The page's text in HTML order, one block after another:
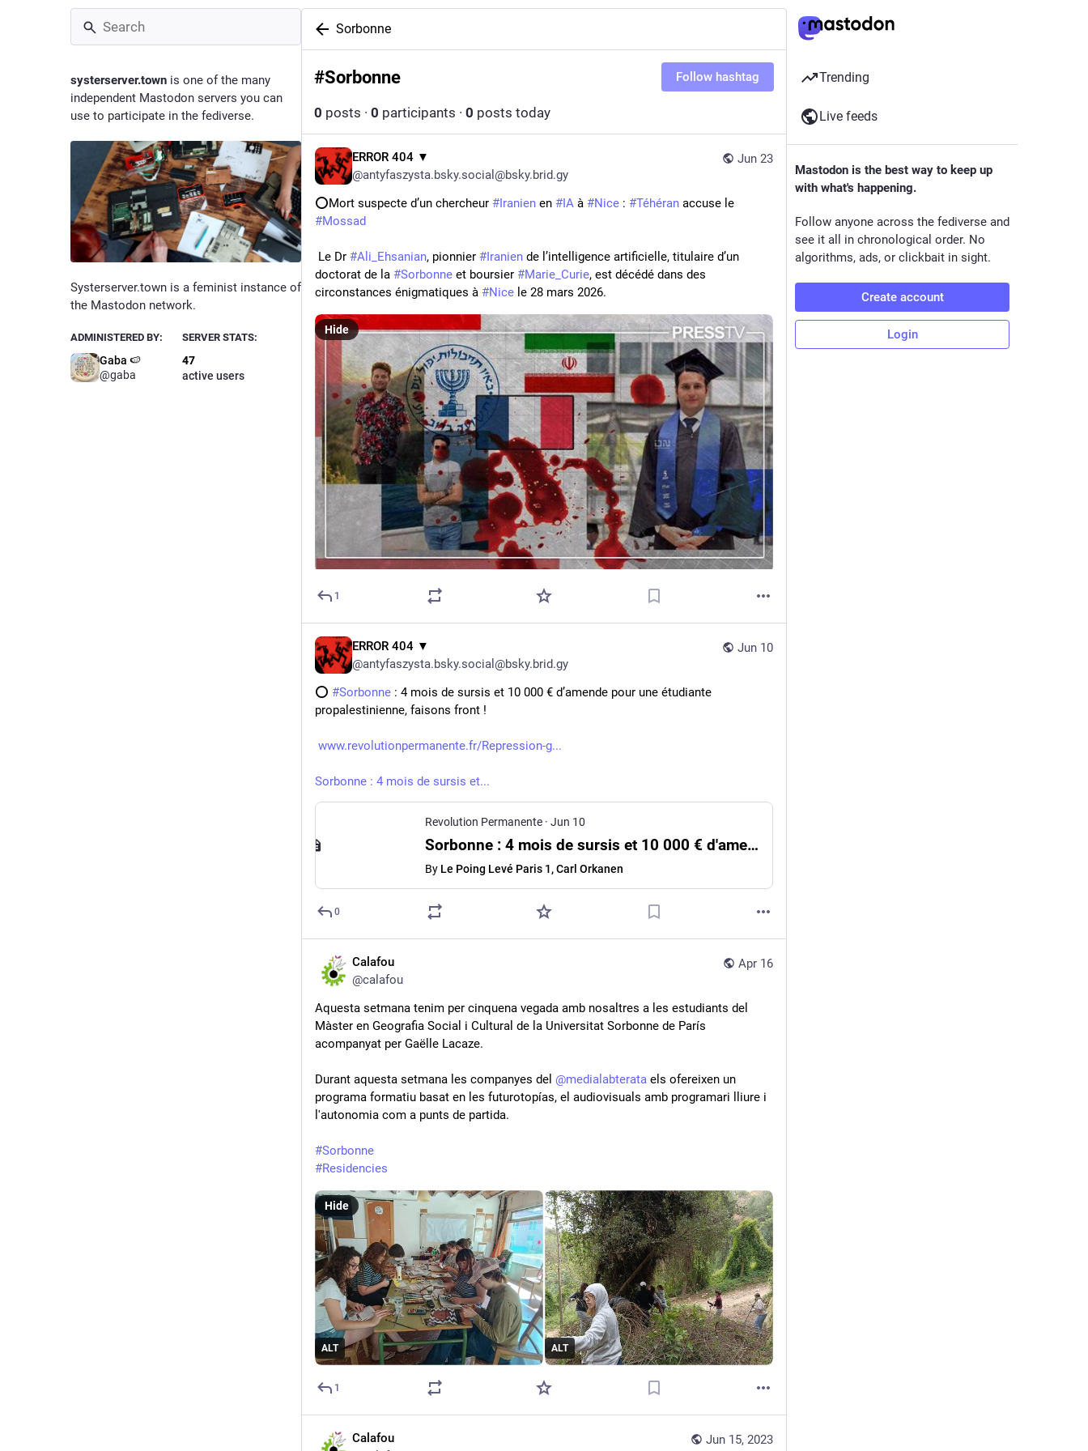
systerserver.town is one of the many
independent Mastodon servers you can
use to participate in the fediverse.
Systerserver.town is a feminist instance of
the Mastodon network.
ADMINISTERED BY:
Gaba 🍉
@gaba
SERVER STATS:
47
active users
Sorbonne
#Sorbonne Follow hashtag
0 posts · 0 participants · 0 posts today
Jun 23
ERROR 404 ▼
@antyfaszysta.bsky.social@bsky.brid.gy
⭕Mort suspecte d’un chercheur #Iranien en #IA à #Nice : #Téhéran
#Mossad
Le Dr #Ali_Ehsanian, pionnier #Iranien de l’intelligence artificielle, titulaire d’un
doctorat de la #Sorbonne et boursier #Marie_Curie, est décédé dans des
circonstances énigmatiques à #Nice le 28 mars 2026.
Hide
1
Jun 10
ERROR 404 ▼
@antyfaszysta.bsky.social@bsky.brid.gy
⭕ #Sorbonne : 4 mois de sursis et 10 000 € d’amende pour une étudiante
propalestinienne, faisons front !
www.revolutionpermanente.fr/Repression-g...
Sorbonne : 4 mois de sursis et...
Revolution Permanente · Jun 10
Sorbonne : 4 mois de sursis et 10 000 € d'amende pour une étudiante propalestinienne, faisons front !
By Le Poing Levé Paris 1, Carl Orkanen
0
Apr 16
Calafou
@calafou
Aquesta setmana tenim per cinquena vegada amb nosaltres a les estudiants del
Màster en Geografia Social i Cultural de la Universitat Sorbonne de París
acompanyat per Gaëlle Lacaze.
Durant aquesta setmana les companyes del @medialabterata els ofereixen un
programa formatiu basat en les futurotopías, el audiovisuals amb programari lliure i
l'autonomia com a punts de partida.
#Sorbonne
#Residencies
ALT ALT
Hide
1
Jun 15, 2023
Calafou
Trending
Live feeds
Mastodon is the best way to keep up
with what's happening.
Follow anyone across the fediverse and
see it all in chronological order. No
algorithms, ads, or clickbait in sight.
Create account
Login